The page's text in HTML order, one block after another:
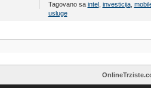
Tagovano sa intel, investicija,
usluge